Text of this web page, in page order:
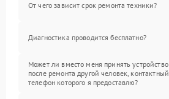
От чего зависит срок ремонта техники?
Диагностика проводится бесплатно?
Может ли вместо меня принять устройство
после ремонта другой человек, контактный
телефон которого я предоставлю?